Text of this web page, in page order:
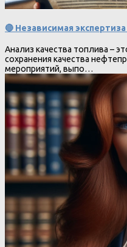
🔴 Независимая
Анализ качества топлива –
сохранения качества
мероприятий, выпо…